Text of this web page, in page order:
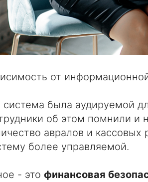
от
система была аудируемой
об этом помнили и
авралов и кассовых
более управляемой.
- это финансовая